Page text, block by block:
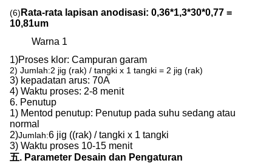
(6) Rata-rata lapisan anodisasi: 0,36*1,3*30*0,77 =
10,81um
Warna 1
1)Proses klor: Campuran garam
2) Jumlah:2 jig (rak) / tangki x 1 tangki = 2 jig (rak)
3) kepadatan arus: 70A
4) Waktu proses: 2-8 menit
6. Penutup
1) Mentod penutup: Penutup pada suhu sedang atau
normal
2)Jumlah:6 jig ((rak) / tangki x 1 tangki
3) Waktu proses 10-15 menit
五. Parameter Desain dan Pengaturan